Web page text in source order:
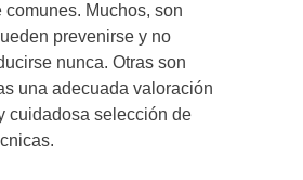
comunes. Muchos, son
prevenirse y no
nunca. Otras son
una adecuada valoración
cuidadosa selección de